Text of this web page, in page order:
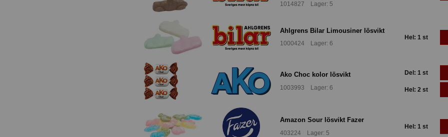
1014827 Lager: 5
Ahlgrens Bilar Limousiner lösvikt
1000424 Lager: 6
Hel: 1 st
Ako Choc kolor lösvikt
1003993 Lager: 6
Del: 1 st
Hel: 2 st
Amazon Sour lösvikt Fazer
403224 Lager: 5
Hel: 1 st